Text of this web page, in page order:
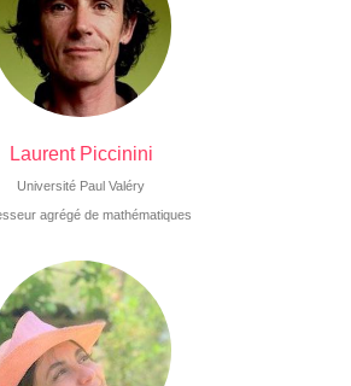
Laurent Piccinini
Université Paul Valéry
agrégé de mathématiques